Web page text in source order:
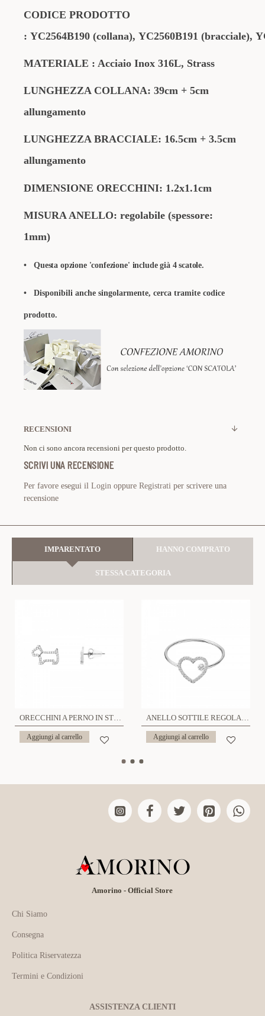
CODICE PRODOTTO
: YC2564B190 (collana), YC2560B191 (bracciale),
MATERIALE : Acciaio Inox 316L, Strass
LUNGHEZZA COLLANA: 39cm + 5cm
allungamento
LUNGHEZZA BRACCIALE: 16.5cm + 3.5cm
allungamento
DIMENSIONE ORECCHINI: 1.2x1.1cm
MISURA ANELLO: regolabile (spessore:
1mm)
• Questa opzione 'confezione' include già 4 scatole.
• Disponibili anche singolarmente, cerca tramite codice
prodotto.
RECENSIONI
Non ci sono ancora recensioni per questo prodotto.
SCRIVI UNA RECENSIONE
Per favore esegui il Login oppure Registrati per scrivere una
recensione
IMPARENTATO HANNO COMPRATO
STESSA CATEGORIA
ORECCHINI A PERNO IN STRASS DI VARIE FORME - YC25624B
Aggiungi al carrello
ANELLO SOTTILE REGOLABILE DI VARIE FORME CON STRASS - YC2540B
Aggiungi al carrello
Amorino - Official Store
Chi Siamo
Consegna
Politica Riservatezza
Termini e Condizioni
ASSISTENZA CLIENTI